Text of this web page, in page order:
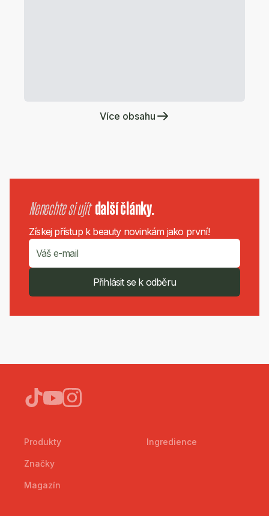
Více obsahu
Nenechte si ujít další články.
Získej přístup k beauty novinkám jako první!
Přihlásit se k odběru
Produkty
Značky
Magazín
Ingredience